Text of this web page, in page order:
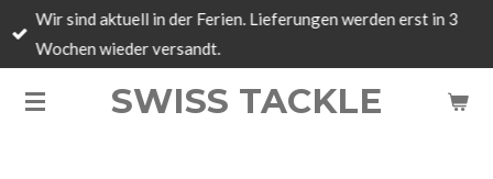
Zum
Hauptinhalt
SWISS TACKLE
Wir sind aktuell in der Ferien. Lieferungen werden erst in 3
Wochen wieder versandt.